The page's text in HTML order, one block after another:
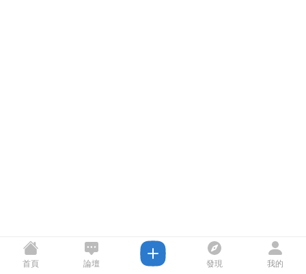
首頁 論壇 發現 我的